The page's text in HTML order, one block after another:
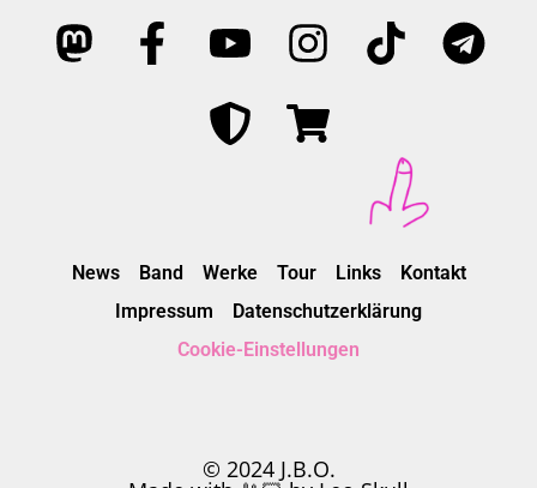
News Band Werke Tour Links
Kontakt
Impressum
Datenschutzerklärung
Cookie-Einstellungen
© 2024 J.B.O.